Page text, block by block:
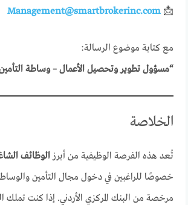
📩
Management@smartbrokerinc.com
مع كتابة موضوع الرسالة:
“مسؤول تطوير وتحصيل الأعمال – وساطة
الخلاصة
تُعد هذه الفرصة الوظيفية من أبرزالوظائف
خصوصًا للراغبين في دخول مجال التأمين
مرخصة من البنك المركزي الأردني. إذا كنت تملك